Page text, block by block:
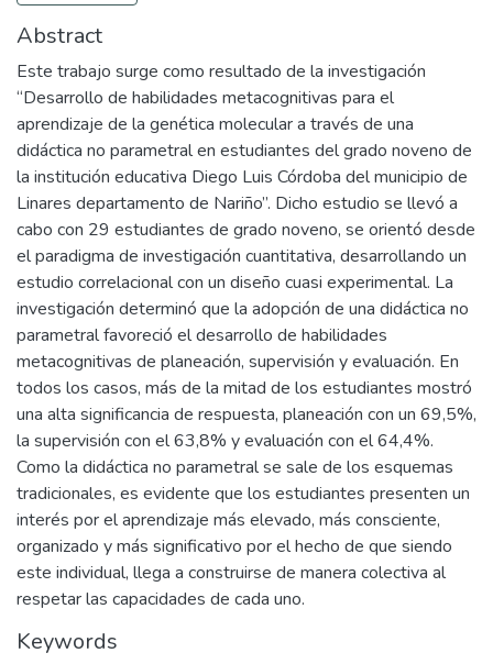
Abstract
Este trabajo surge como resultado de la investigación
“Desarrollo de habilidades metacognitivas para el
aprendizaje de la genética molecular a través de una
didáctica no parametral en estudiantes del grado noveno de
la institución educativa Diego Luis Córdoba del municipio de
Linares departamento de Nariño”. Dicho estudio se llevó a
cabo con 29 estudiantes de grado noveno, se orientó desde
el paradigma de investigación cuantitativa, desarrollando un
estudio correlacional con un diseño cuasi experimental. La
investigación determinó que la adopción de una didáctica no
parametral favoreció el desarrollo de habilidades
metacognitivas de planeación, supervisión y evaluación. En
todos los casos, más de la mitad de los estudiantes mostró
una alta significancia de respuesta, planeación con un 69,5%,
la supervisión con el 63,8% y evaluación con el 64,4%.
Como la didáctica no parametral se sale de los esquemas
tradicionales, es evidente que los estudiantes presenten un
interés por el aprendizaje más elevado, más consciente,
organizado y más significativo por el hecho de que siendo
este individual, llega a construirse de manera colectiva al
respetar las capacidades de cada uno.
Keywords